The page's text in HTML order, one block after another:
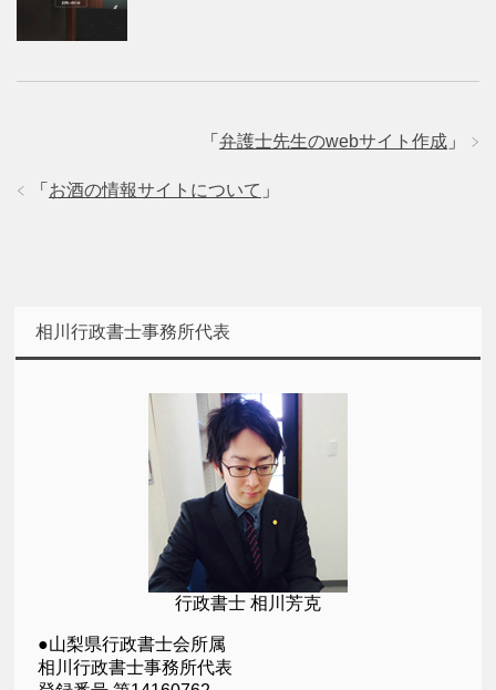
「 弁護士先生のwebサイト作成 」
「 お酒の情報サイトについて 」
相川行政書士事務所代表
行政書士 相川芳克
●山梨県行政書士会所属
相川行政書士事務所代表